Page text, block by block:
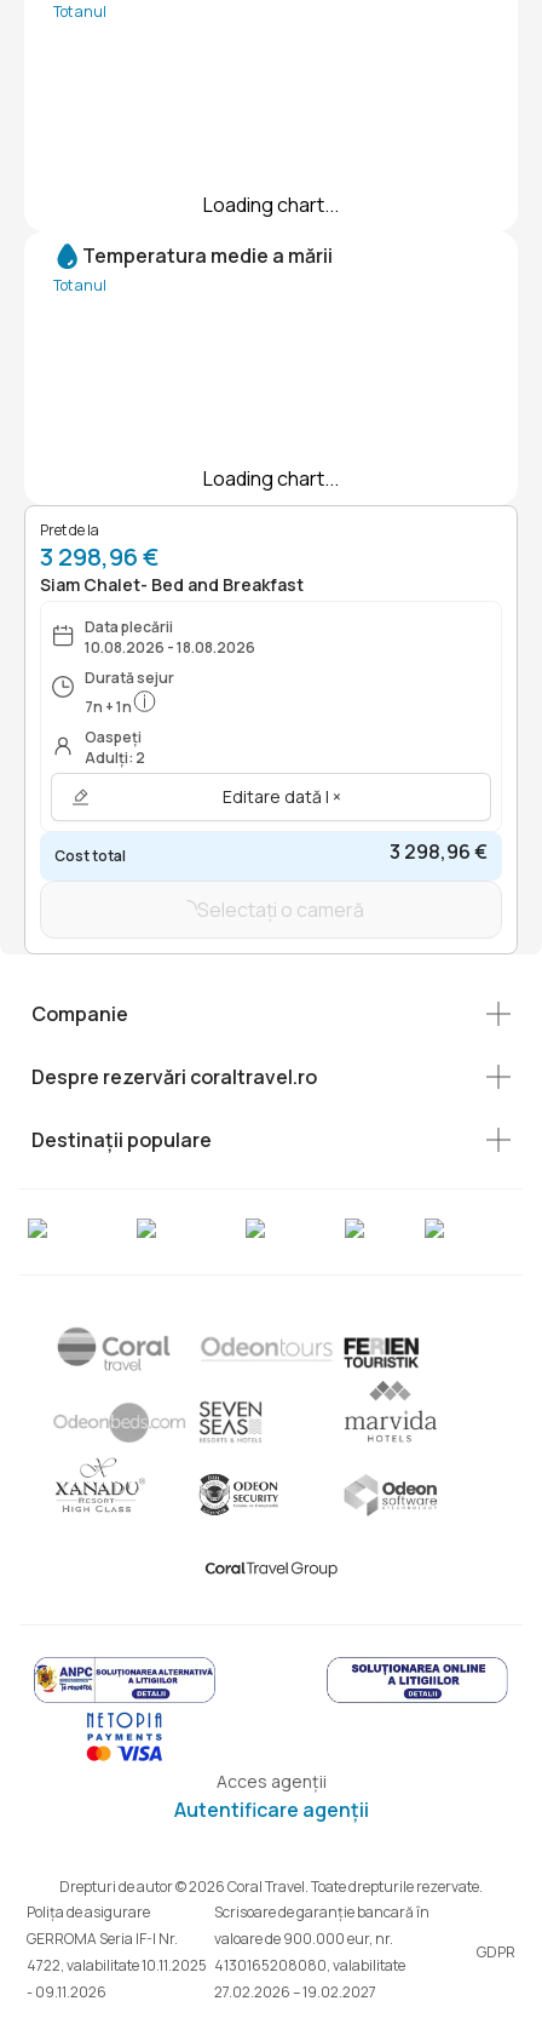
Tot anul
Loading chart...
Temperatura medie a mării
Tot anul
Loading chart...
Pret de la
3 298,96 €
Siam Chalet- Bed and Breakfast
Data plecării
10.08.2026 - 18.08.2026
Durată sejur
7n +1n
Oaspeți
Adulți: 2
Editare dată | ×
Cost total 3 298,96 €
Selectați o cameră
Companie
Despre rezervări coraltravel.ro
Destinații populare
Acces agenții
Autentificare agenții
Drepturi de autor © 2026 Coral Travel. Toate drepturile rezervate.
Polița de asigurare
GERROMA Seria IF-I Nr.
4722, valabilitate 10.11.2025
- 09.11.2026
Scrisoare de garanție bancară în
valoare de 900.000 eur, nr.
4130165208080, valabilitate
27.02.2026 – 19.02.2027
GDPR